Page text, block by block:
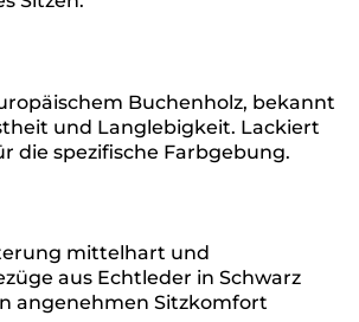
Buchenholz, bekannt
und Langlebigkeit. Lackiert
die spezifische Farbgebung.
mittelhart und
aus Echtleder in Schwarz
angenehmen Sitzkomfort